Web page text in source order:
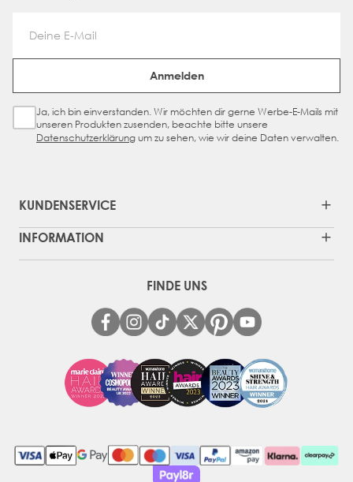
Email Address
Anmelden
Sign Up Checkbox
Ja, ich bin einverstanden. Wir möchten dir gerne Werbe-E-Mails mit
unseren Produkten zusenden, beachte bitte unsere
Datenschutzerklärungum zu sehen, wie wir deine Daten verwalten.
KUNDENSERVICE
INFORMATION
FINDE UNS